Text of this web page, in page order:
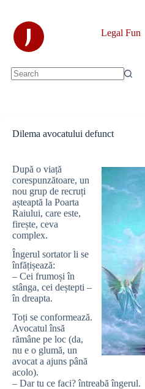
content
J Legal Fun
Dilema avocatului defunct
După o viață
corespunzătoare, un
nou grup de recruți
așteaptă la Poarta
Raiului, care este,
firește, ceva
complex.
Îngerul sortator li se
înfățișează:
– Cei frumoși în
stânga, cei deștepti –
în dreapta.
Toți se conformează.
Avocatul însă
rămâne pe loc (da,
nu e o glumă, un
avocat a ajuns până
acolo).
– Dar tu ce faci? întreabă îngerul.